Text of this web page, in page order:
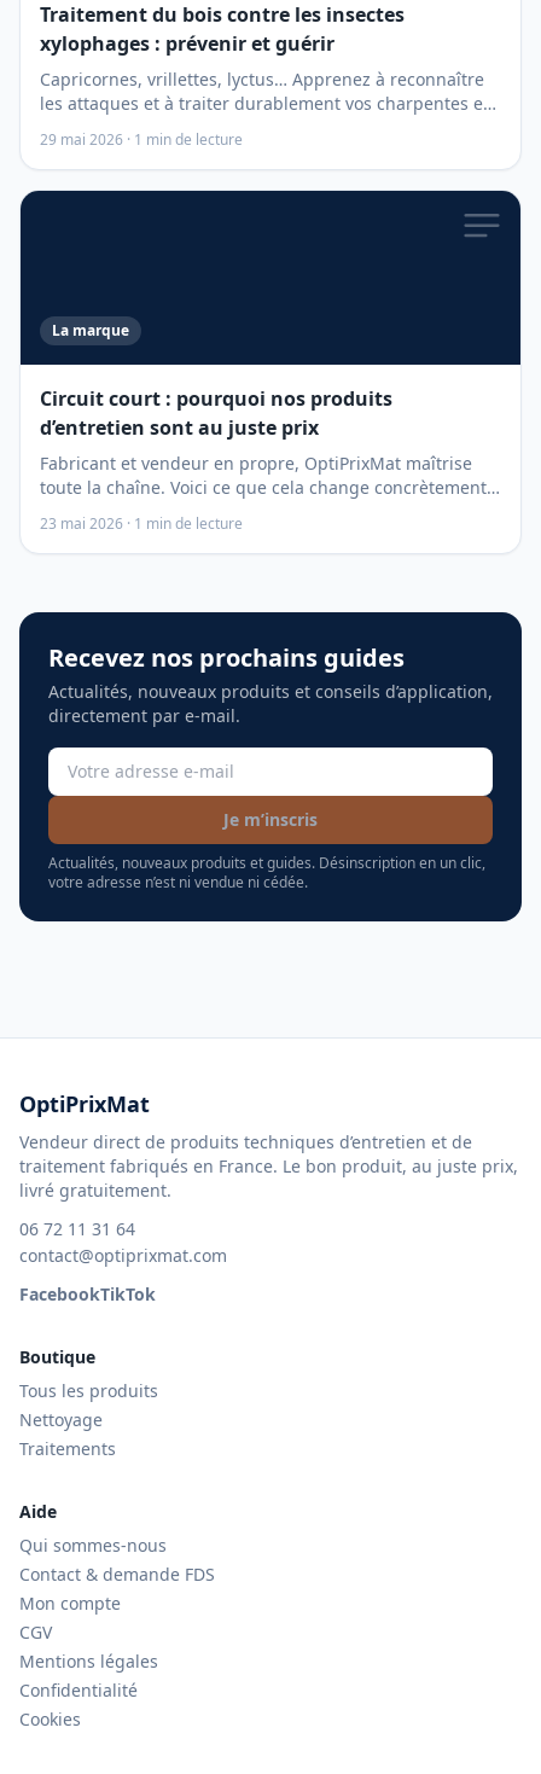
Traitement du bois contre les insectes
xylophages : prévenir et guérir
Capricornes, vrillettes, lyctus… Apprenez à reconnaître
les attaques et à traiter durablement vos charpentes et
boiseries.
29 mai 2026 · 1 min de lecture
La marque
Circuit court : pourquoi nos produits
d’entretien sont au juste prix
Fabricant et vendeur en propre, OptiPrixMat maîtrise
toute la chaîne. Voici ce que cela change concrètement
pour votre budget.
23 mai 2026 · 1 min de lecture
Recevez nos prochains guides
Actualités, nouveaux produits et conseils d’application,
directement par e-mail.
Je m’inscris
Actualités, nouveaux produits et guides. Désinscription en un clic,
votre adresse n’est ni vendue ni cédée.
OptiPrixMat
Vendeur direct de produits techniques d’entretien et de
traitement fabriqués en France. Le bon produit, au juste prix,
livré gratuitement.
06 72 11 31 64
contact@optiprixmat.com
FacebookTikTok
Boutique
Tous les produits
Nettoyage
Traitements
Aide
Qui sommes-nous
Contact & demande FDS
Mon compte
CGV
Mentions légales
Confidentialité
Cookies